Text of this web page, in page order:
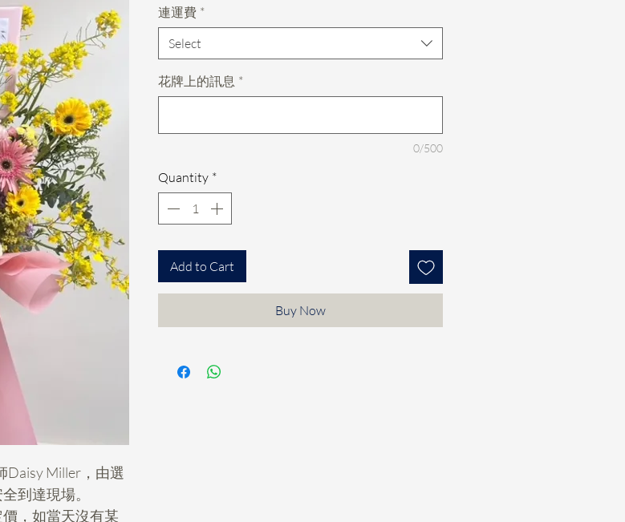
Daisy Miller，由選
到達現場。
，如當天沒有某
連運費 *
Select
花牌上的訊息 *
0/500
Quantity *
Add to Cart
Buy Now